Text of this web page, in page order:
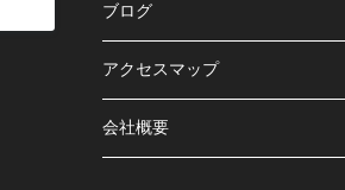
ブログ
アクセスマップ
会社概要